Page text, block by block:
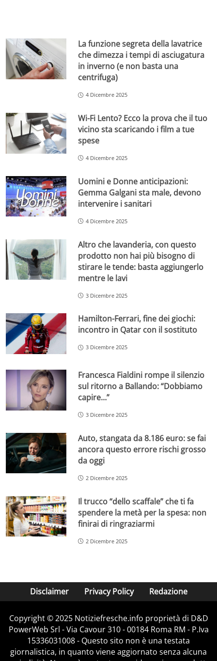
La funzione segreta della lavatrice
che dimezza i tempi di asciugatura
in inverno (e non basta una
centrifuga)
4 Dicembre 2025
Wi-Fi Lento? Ecco la prova che il tuo
vicino sta scaricando i film a tue
spese
4 Dicembre 2025
Uomini e Donne anticipazioni:
Gemma Galgani sta male, devono
intervenire i sanitari
4 Dicembre 2025
Altro che lavanderia, con questo
prodotto non hai più bisogno di
stirare le tende: basta aggiungerlo
mentre le lavi
3 Dicembre 2025
Hamilton-Ferrari, fine dei giochi:
incontro in Qatar con il sostituto
3 Dicembre 2025
Francesca Fialdini rompe il silenzio
sul ritorno a Ballando: “Dobbiamo
capire…”
3 Dicembre 2025
Auto, stangata da 8.186 euro: se fai
ancora questo errore rischi grosso
da oggi
2 Dicembre 2025
Il trucco “dello scaffale” che ti fa
spendere la metà per la spesa: non
finirai di ringraziarmi
2 Dicembre 2025
Disclaimer Privacy Policy Redazione
Copyright © 2025 Notiziefresche.info proprietà di D&D
PowerWeb Srl - Via Cavour 310 - 00184 Roma RM - P.Iva
15336031008 - Questo sito non è una testata
giornalistica, in quanto viene aggiornato senza alcuna